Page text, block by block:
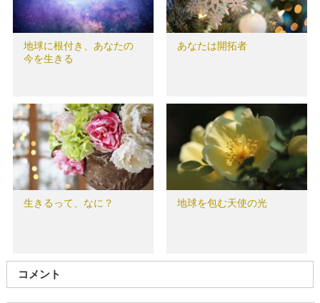
地球に根付き、あなたの
今を生きる
あなたは開拓者
生きるって、なに？ 地球を包む天使の光
コメント